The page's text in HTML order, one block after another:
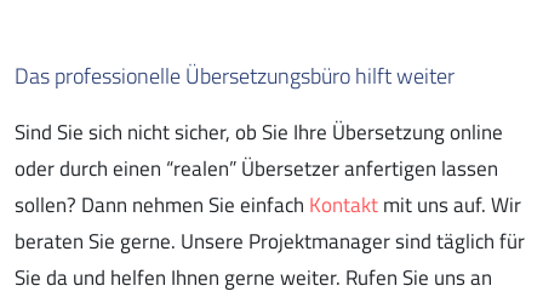
Das professionelle Übersetzungsbüro hilft weiter
Sind Sie sich nicht sicher, ob Sie Ihre Übersetzung online
oder durch einen “realen” Übersetzer anfertigen lassen
sollen? Dann nehmen Sie einfach Kontaktmit uns auf. Wir
beraten Sie gerne. Unsere Projektmanager sind täglich für
Sie da und helfen Ihnen gerne weiter. Rufen Sie uns an